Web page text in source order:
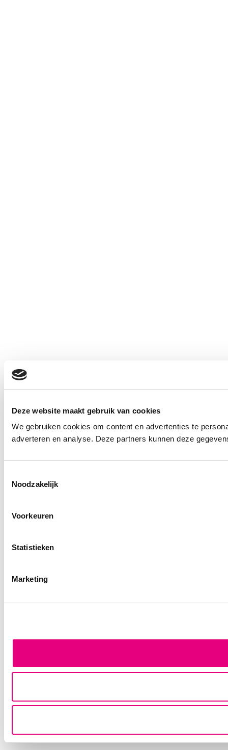
Deze website maakt gebruik van cookies
We gebruiken cookies om content en advertenties te
adverteren en analyse. Deze partners kunnen deze
Noodzakelijk
Voorkeuren
Statistieken
Marketing